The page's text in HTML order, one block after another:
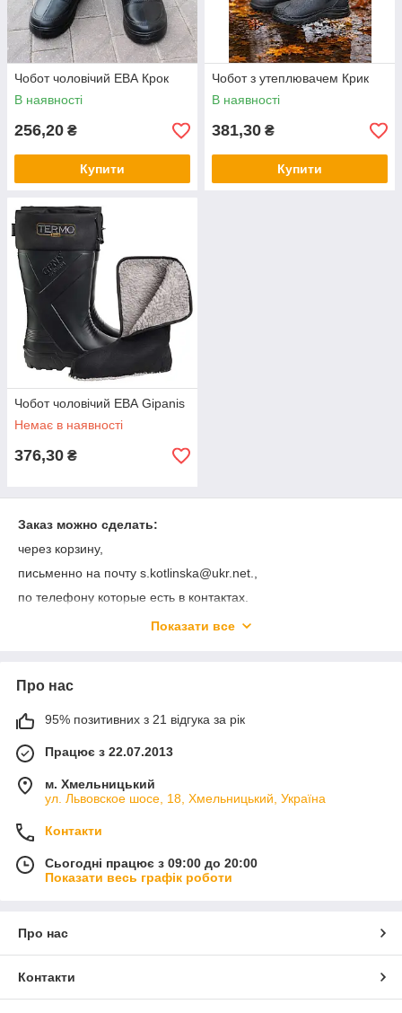
Чобот чоловічий ЕВА Крок
В наявності
256,20 ₴
Купити
Чобот з утеплювачем Крик
В наявності
381,30 ₴
Купити
Чобот чоловічий ЕВА Gipanis
Немає в наявності
376,30 ₴
Заказ можно сделать:
через корзину,
письменно на почту s.kotlinska@ukr.net.,
по телефону которые есть в контактах.
О том что ваш заказ принят вы получите уведомление на
Отправка заказов каждый день с 8.00 до 21.00
- на карту Приват Банка;
- наложенным платежом на складе Новой Почты либо на
- при самовивозі у Хмельницькому;
- Нова Пошта
- Інтайм
відправка товару відбувається протягом 1-2 днів з
моменту оформлення замовлення,доставка за рахунок
покупця
Приємних Вам покупок !
Показати все
Про нас
95% позитивних з 21 відгука за рік
Працює з 22.07.2013
м. Хмельницький
ул. Львовское шосе, 18, Хмельницький, Україна
Контакти
Сьогодні працює з 09:00 до 20:00
Показати весь графік роботи
Про нас
Контакти